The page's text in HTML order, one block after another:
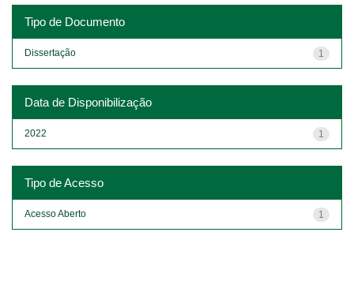
Tipo de Documento
1
Dissertação
Data de Disponibilização
1
2022
Tipo de Acesso
1
Acesso Aberto